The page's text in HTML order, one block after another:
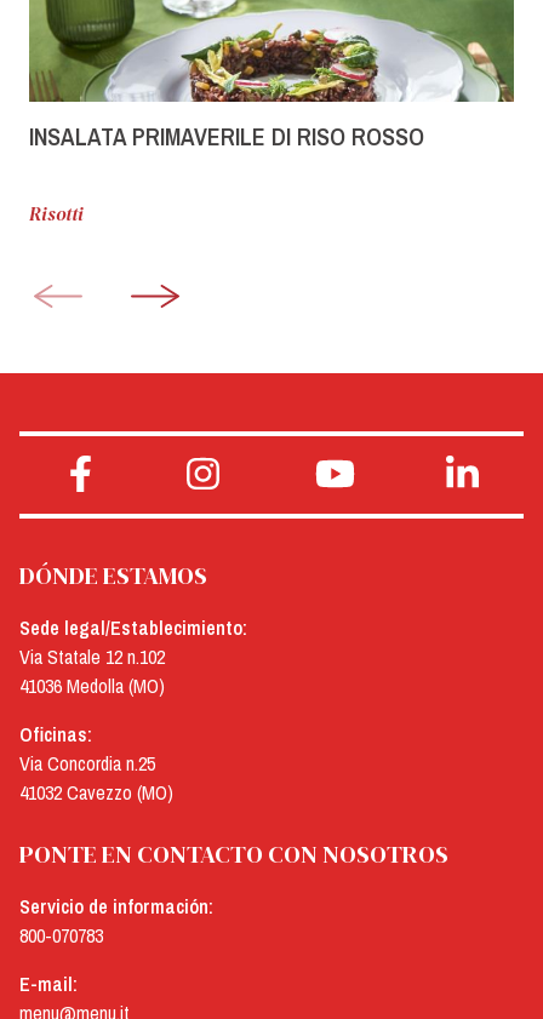
INSALATA PRIMAVERILE DI RISO ROSSO
Risotti
DÓNDE ESTAMOS
Sede legal/Establecimiento:
Via Statale 12 n.102
41036 Medolla (MO)
Oficinas:
Via Concordia n.25
41032 Cavezzo (MO)
PONTE EN CONTACTO CON NOSOTROS
Servicio de información:
800-070783
E-mail:
menu@menu.it